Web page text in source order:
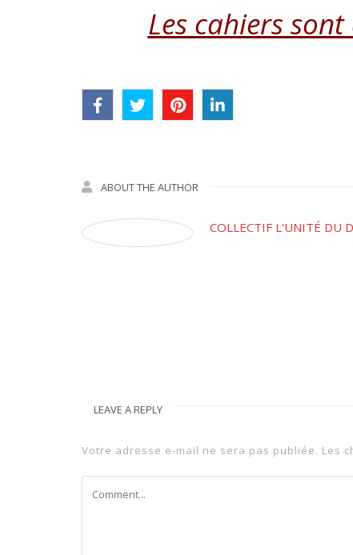
Les cahiers
ABOUT THE AUTHOR
COLLECTIF L'UNITÉ DU
LEAVE A REPLY
Votre adresse e-mail ne sera pas publiée. Les